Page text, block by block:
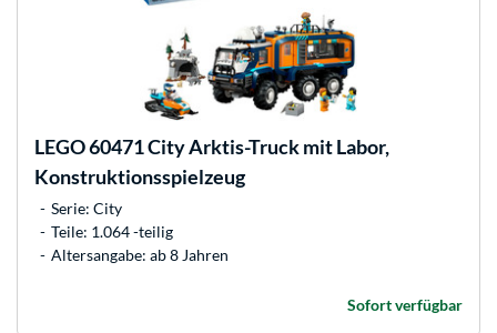
LEGO60471 City Arktis-Truck mit Labor,
Konstruktionsspielzeug
Serie: City
Teile: 1.064 -teilig
Altersangabe: ab 8 Jahren
Sofort verfügbar